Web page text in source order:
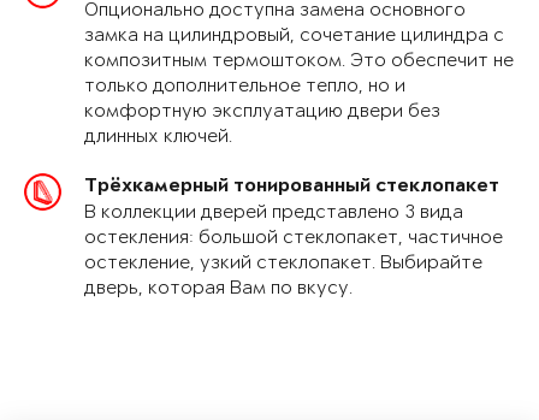
Опционально доступна замена основного
замка на цилиндровый, сочетание цилиндра с
композитным термоштоком. Это обеспечит не
только дополнительное тепло, но и
комфортную эксплуатацию двери без
длинных ключей.
Трёхкамерный тонированный стеклопакет
В коллекции дверей представлено 3 вида
остекления: большой стеклопакет, частичное
остекление, узкий стеклопакет. Выбирайте
дверь, которая Вам по вкусу.